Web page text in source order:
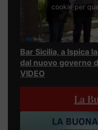
cookie per
Bar Sicilia, a Ispica
dal nuovo governo
VIDEO
La